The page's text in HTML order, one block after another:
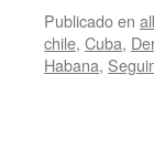
Publicado en
chile, Cuba,
Habana,